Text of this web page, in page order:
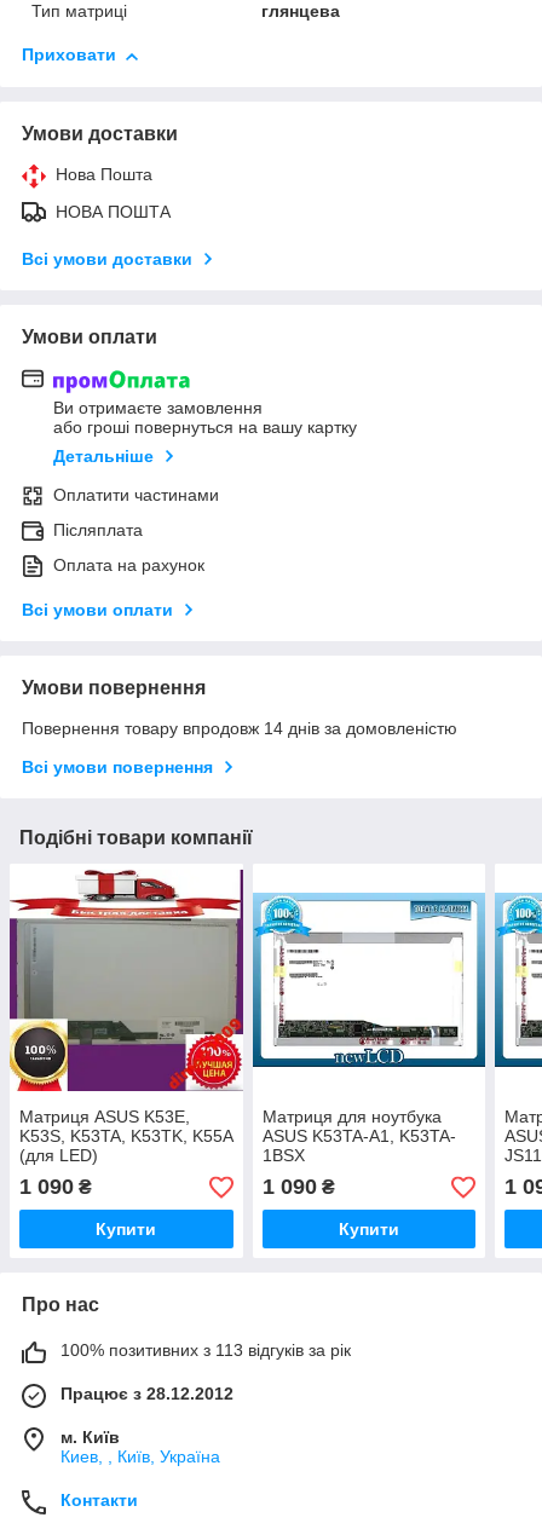
Тип матриці
глянцева
Приховати
Умови доставки
Нова Пошта
НОВА ПОШТА
Всі умови доставки
Умови оплати
Ви отримаєте замовлення
або гроші повернуться на вашу картку
Детальніше
Оплатити частинами
Післяплата
Оплата на рахунок
Всі умови оплати
Умови повернення
Повернення товару впродовж 14 днів за домовленістю
Всі умови повернення
Подібні товари компанії
Матриця ASUS K53E,
K53S, K53TA, K53TK, K55A
(для LED)
1 090 ₴
Купити
Матриця для ноутбука
ASUS K53TA-A1, K53TA-
1BSX
1 090₴
Купити
JS11
1
Про нас
100% позитивних з 113 відгуків за рік
Працює з 28.12.2012
м. Київ
Киев, , Київ, Україна
Контакти